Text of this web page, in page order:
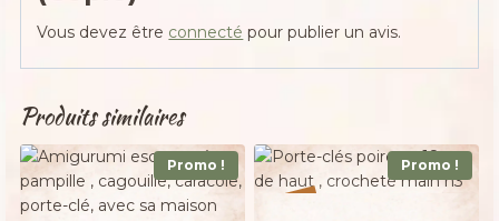
Vous devez être connecté pour publier un avis.
Produits similaires
Promo ! Promo !